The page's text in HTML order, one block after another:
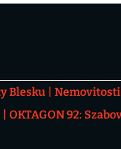
Blesku Nemovitosti
OKTAGON 92: